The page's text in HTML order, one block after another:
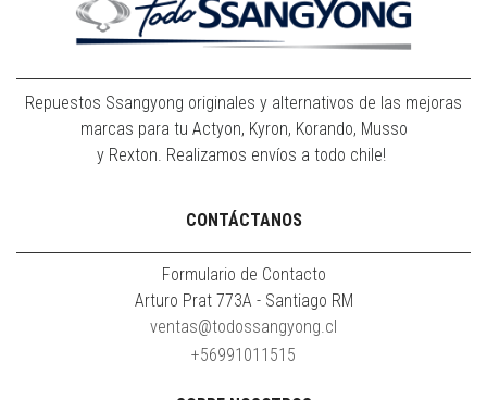
Repuestos Ssangyong originales y alternativos de las mejoras
marcas para tu Actyon, Kyron, Korando, Musso
y Rexton. Realizamos envíos a todo chile!
CONTÁCTANOS
Formulario de Contacto
Arturo Prat 773A - Santiago RM
ventas@todossangyong.cl
+56991011515